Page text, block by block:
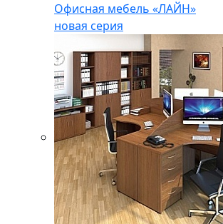
Офисная мебель «ЛАЙН»
новая серия